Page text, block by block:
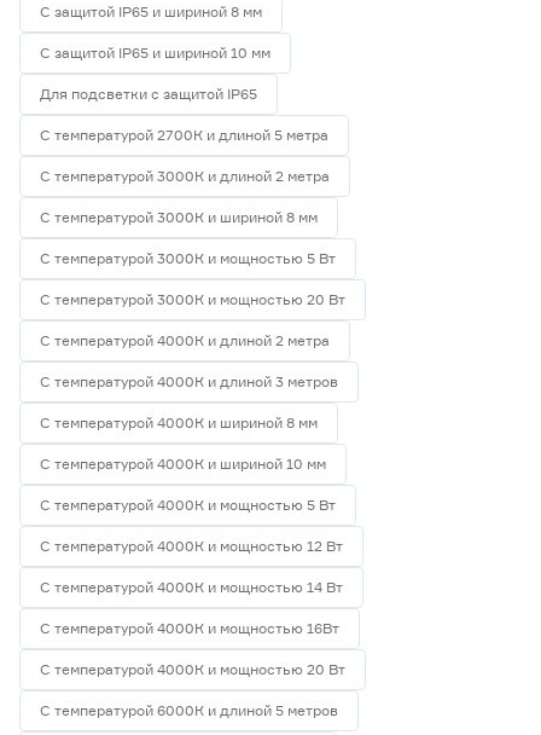
С защитой IP65 и шириной 8 мм
С защитой IP65 и шириной 10 мм
Для подсветки с защитой IP65
С температурой 2700К и длиной 5 метра
С температурой 3000К и длиной 2 метра
С температурой 3000К и шириной 8 мм
С температурой 3000К и мощностью 5 Вт
С температурой 3000К и мощностью 20 Вт
С температурой 4000К и длиной 2 метра
С температурой 4000К и длиной 3 метров
С температурой 4000К и шириной 8 мм
С температурой 4000К и шириной 10 мм
С температурой 4000К и мощностью 5 Вт
С температурой 4000К и мощностью 12 Вт
С температурой 4000К и мощностью 14 Вт
С температурой 4000К и мощностью 16Вт
С температурой 4000К и мощностью 20 Вт
С температурой 6000К и длиной 5 метров